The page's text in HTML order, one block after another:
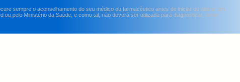
sempre o aconselhamento do seu médico ou farmacêutico antes de iniciar ou alterar um
pelo Ministério da Saúde, e como tal, não deverá ser utilizada para diagnosticar, curar,